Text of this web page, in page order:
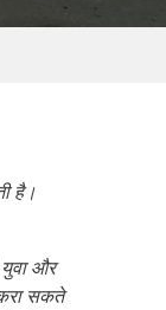
है।
और
सकते